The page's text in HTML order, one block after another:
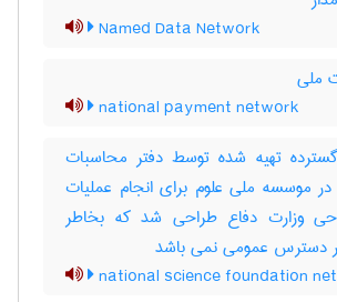
Named Data Network
ملی
national payment network
تهیه شده توسط دفتر محاسبات
موسسه ملی علوم برای انجام عملیات
وزارت دفاع طراحی شد که بخاطر
دسترس عمومی نمی باشد
national science foundation